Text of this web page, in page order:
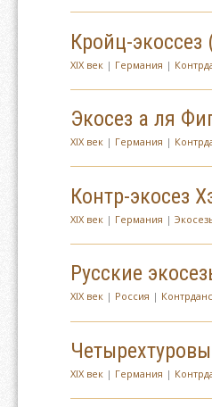
Кройц-
XIX век | Германия |
Экосез а ля
XIX век | Германия |
Контр-экосез
XIX век | Германия |
Русские
XIX век | Россия |
XIX век | Германия |